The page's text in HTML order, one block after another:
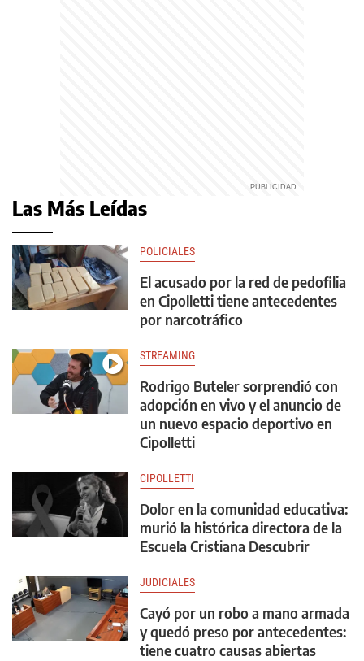
Las Más Leídas
POLICIALES
El acusado por la red de pedofilia
en Cipolletti tiene antecedentes
por narcotráfico
STREAMING
Rodrigo Buteler sorprendió con
adopción en vivo y el anuncio de
un nuevo espacio deportivo en
Cipolletti
CIPOLLETTI
Dolor en la comunidad educativa:
murió la histórica directora de la
Escuela Cristiana Descubrir
JUDICIALES
Cayó por un robo a mano armada
y quedó preso por antecedentes:
tiene cuatro causas abiertas